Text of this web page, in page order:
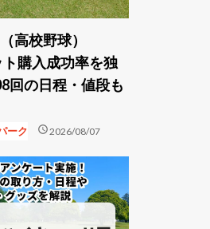
高校野球）
購入成功率を独
回の日程・値段も
ーク schedule2026/08/07